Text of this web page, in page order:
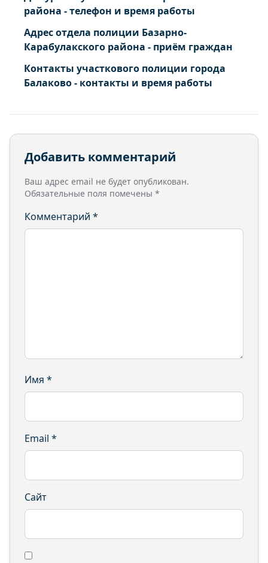
района - телефон и время работы
Адрес отдела полиции Базарно-
Карабулакского района - приём граждан
Контакты участкового полиции города
Балаково - контакты и время работы
Добавить комментарий
Ваш адрес email не будет опубликован.
Обязательные поля помечены *
Комментарий *
Имя *
Email *
Сайт